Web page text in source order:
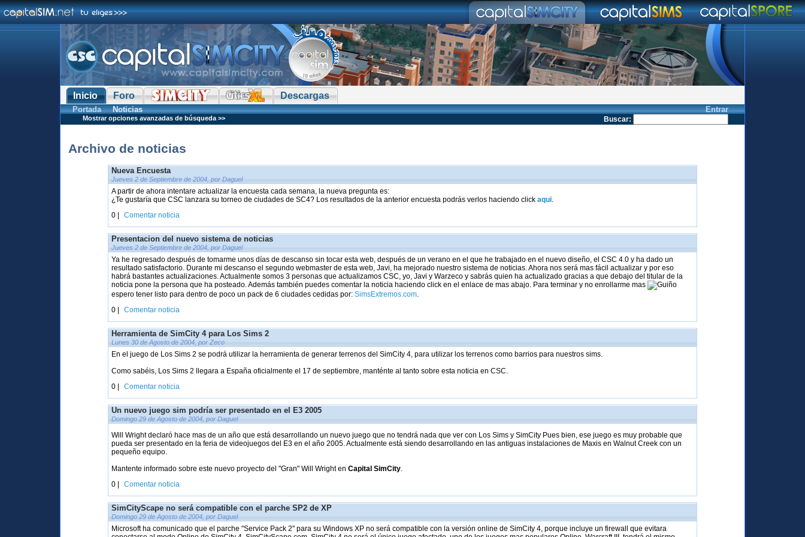
Inicio Foro Descargas
Entrar
Portada Noticias
Buscar:
Mostrar opciones avanzadas de búsqueda >>
Archivo de noticias
Nueva Encuesta
Jueves 2 de Septiembre de 2004, por Daguel
A partir de ahora intentare actualizar la encuesta cada semana, la nueva pregunta es:
¿Te gustaría que CSC lanzara su torneo de ciudades de SC4? Los resultados de la anterior encuesta podrás verlos haciendo clickaqui.
0 |
Comentar noticia
Presentacion del nuevo sistema de noticias
Jueves 2 de Septiembre de 2004, por Daguel
Ya he regresado después de tomarme unos días de descanso sin tocar esta web, después de un verano en el que he trabajado en el nuevo diseño, el CSC 4.0 y ha dado un
resultado satisfactorio. Durante mi descanso el segundo webmaster de esta web, Javi, ha mejorado nuestro sistema de noticias. Ahora nos será mas fácil actualizar y por eso
habrá bastantes actualizaciones. Actualmente somos 3 personas que actualizamos CSC, yo, Javi y Warzeco y sabrás quien ha actualizado gracias a que debajo del titular de la
noticia pone la persona que ha posteado. Además también puedes comentar la noticia haciendo click en el enlace de mas abajo. Para terminar y no enrollarme mas
espero tener listo para dentro de poco un pack de 6 ciudades cedidas por:SimsExtremos.com.
0 |
Comentar noticia
Herramienta de SimCity 4 para Los Sims 2
Lunes 30 de Agosto de 2004, por Zeco
En el juego de Los Sims 2 se podrá utilizar la herramienta de generar terrenos del SimCity 4, para utilizar los terrenos como barrios para nuestros sims.
Como sabéis, Los Sims 2 llegara a España oficialmente el 17 de septiembre, manténte al tanto sobre esta noticia en CSC.
0 |
Comentar noticia
Un nuevo juego sim podría ser presentado en el E3 2005
Domingo 29 de Agosto de 2004, por Daguel
Will Wright declaró hace mas de un año que está desarrollando un nuevo juego que no tendrá nada que ver con Los Sims y SimCity Pues bien, ese juego es muy probable que
pueda ser presentado en la feria de videojuegos del E3 en el año 2005. Actualmente está siendo desarrollando en las antiguas instalaciones de Maxis en Walnut Creek con un
pequeño equipo.
Mantente informado sobre este nuevo proyecto del "Gran" Will Wright enCapital SimCity.
0 |
Comentar noticia
SimCityScape no será compatible con el parche SP2 de XP
Domingo 29 de Agosto de 2004, por Daguel
Microsoft ha comunicado que el parche "Service Pack 2" para su Windows XP no será compatible con la versión online de SimCity 4, porque incluye un firewall que evitara